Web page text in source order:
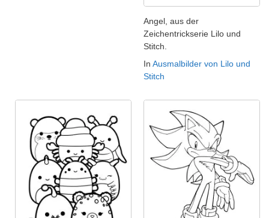
Angel, aus der
Zeichentrickserie Lilo und
Stitch.
In Ausmalbilder von Lilo und
Stitch